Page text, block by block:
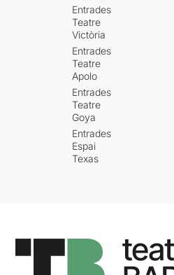
Entrades
Teatre
Victòria
Entrades
Teatre
Apolo
Entrades
Teatre
Goya
Entrades
Espai
Texas